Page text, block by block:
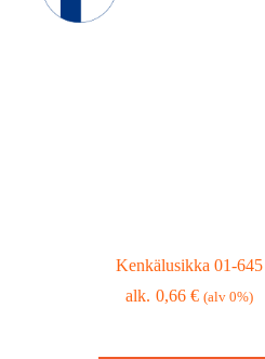
Kenkälusikka 01-645
0,66 € (alv 0%)